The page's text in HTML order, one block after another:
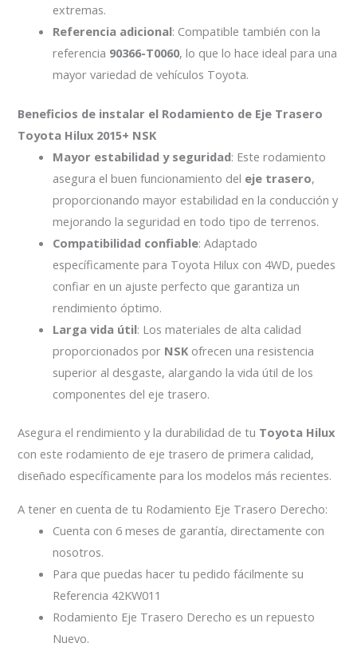
extremas.
Referencia adicional: Compatible también con la
referencia 90366-T0060, lo que lo hace ideal para una
mayor variedad de vehículos Toyota.
Beneficios de instalar el Rodamiento de Eje Trasero
Toyota Hilux 2015+ NSK
Mayor estabilidad y seguridad: Este rodamiento
asegura el buen funcionamiento del eje trasero,
proporcionando mayor estabilidad en la conducción y
mejorando la seguridad en todo tipo de terrenos.
Compatibilidad confiable: Adaptado
específicamente para Toyota Hilux con 4WD, puedes
confiar en un ajuste perfecto que garantiza un
rendimiento óptimo.
Larga vida útil: Los materiales de alta calidad
proporcionados por NSK ofrecen una resistencia
superior al desgaste, alargando la vida útil de los
componentes del eje trasero.
Asegura el rendimiento y la durabilidad de tu Toyota Hilux
con este rodamiento de eje trasero de primera calidad,
diseñado específicamente para los modelos más recientes.
A tener en cuenta de tu Rodamiento Eje Trasero Derecho:
Cuenta con 6 meses de garantía, directamente con
nosotros.
Para que puedas hacer tu pedido fácilmente su
Referencia 42KW011
Rodamiento Eje Trasero Derecho es un repuesto
Nuevo.